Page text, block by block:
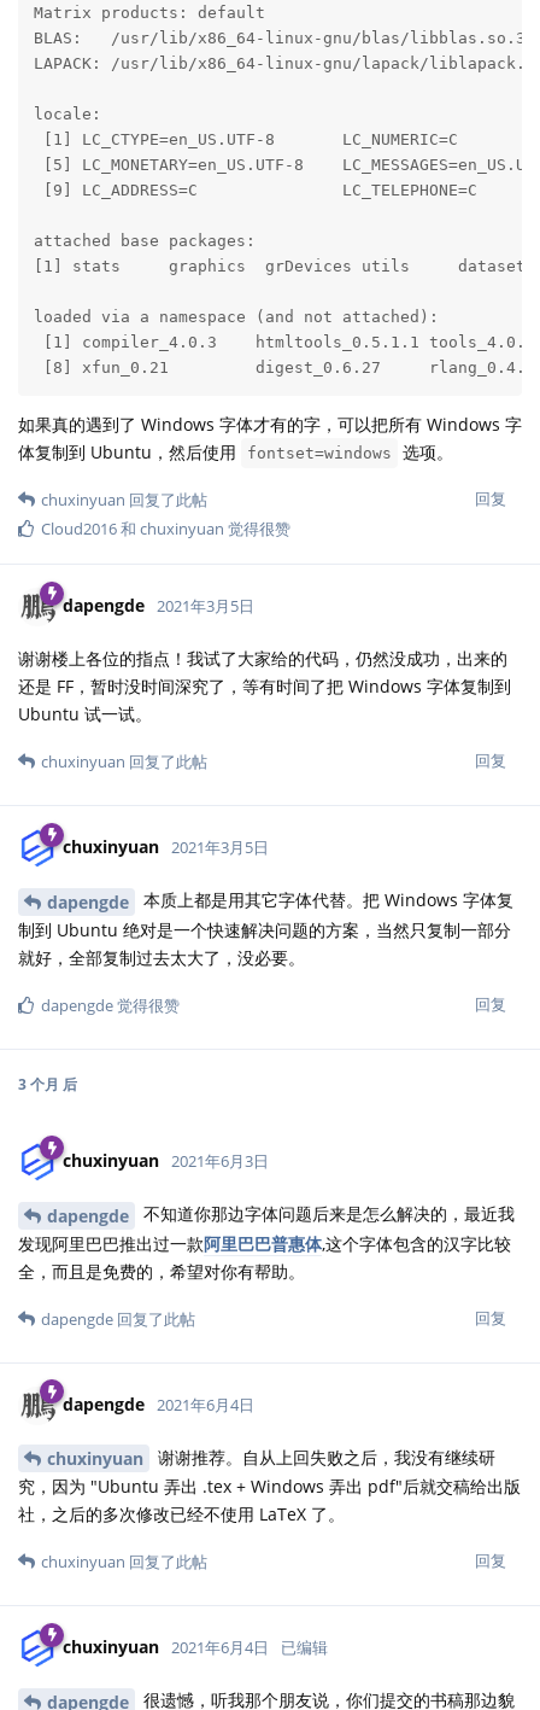
Matrix products: default
BLAS:   /usr/lib/x86_64-linux-gnu/blas/
LAPACK: /usr/lib/x86_64-linux-gnu/lapack/
locale:
[1] LC_CTYPE=en_US.UTF-8       LC_NUMERIC=C
[5] LC_MONETARY=en_US.UTF-8
[9] LC_ADDRESS=C               LC_TELEPHONE=C
attached base packages:
[1] stats     graphics  grDevices utils
loaded via a namespace (and not attached):
[1] compiler_4.0.3    htmltools_0.5.1.1
[8] xfun_0.21         digest_0.6.27
如果真的遇到了 Windows 字体才有的字，可以把所有 Windows 字
体复制到 Ubuntu，然后使用
fontset=windows 选项。
回复
chuxinyuan 回复了此帖
Cloud2016和 chuxinyuan 觉得很赞
dapengde 2021年3月5日
谢谢楼上各位的指点！我试了大家给的代码，仍然没成功，出来的
还是 FF，暂时没时间深究了，等有时间了把 Windows 字体复制到
Ubuntu 试一试。
回复
chuxinyuan 回复了此帖
chuxinyuan 2021年3月5日
dapengde
本质上都是用其它字体代替。把 Windows 字体复
制到 Ubuntu 绝对是一个快速解决问题的方案，当然只复制一部分
就好，全部复制过去太大了，没必要。
回复
dapengde觉得很赞
3 个月 后
chuxinyuan 2021年6月3日
dapengde
不知道你那边字体问题后来是怎么解决的，最近我
发现阿里巴巴推出过一款阿里巴巴普惠体,这个字体包含的汉字比较
全，而且是免费的，希望对你有帮助。
回复
dapengde 回复了此帖
dapengde 2021年6月4日
chuxinyuan
谢谢推荐。自从上回失败之后，我没有继续研
究，因为 "Ubuntu 弄出 .tex + Windows 弄出 pdf"后就交稿给出版
社，之后的多次修改已经不使用 LaTeX 了。
回复
chuxinyuan 回复了此帖
chuxinyuan 2021年6月4日 已编辑
dapengde 很遗憾，听我那个朋友说，你们提交的书稿那边貌